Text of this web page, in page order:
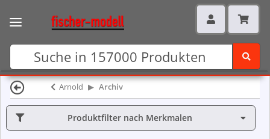
Arnold Archiv
Produktfilter nach Merkmalen